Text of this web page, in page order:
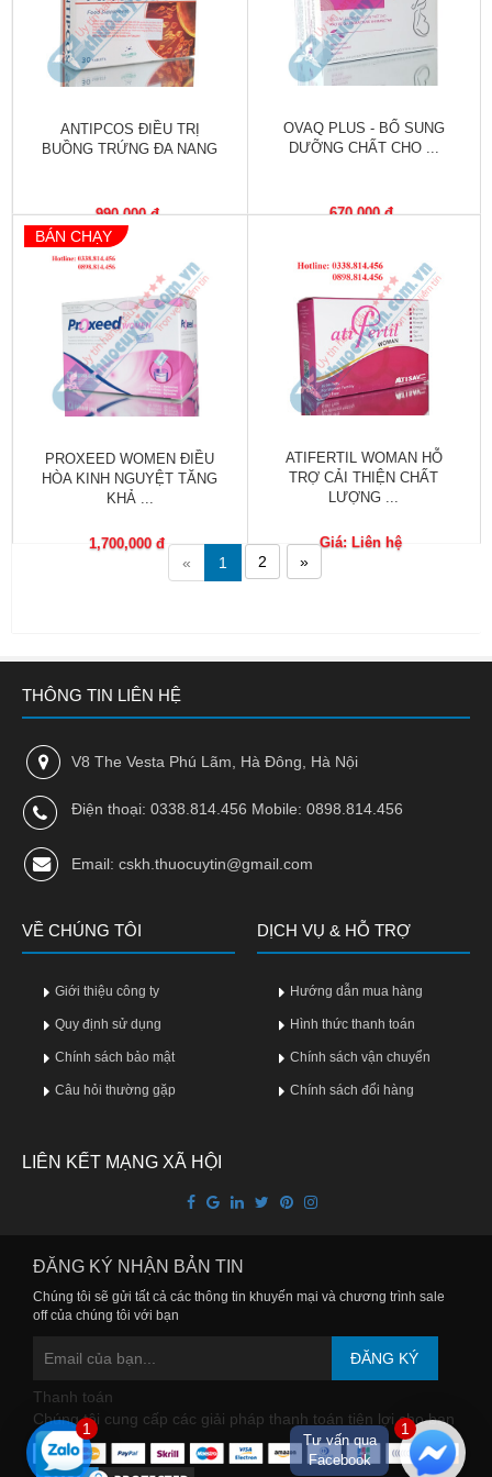
1
Tư vấn qua
Facebook
1
Làm
đẹp
và
sức
Chăm
Bài
thuốc
hay
Kiến
thức
bệnh
sĩ
thuốc
ANTIPCOS ĐIỀU TRỊ
BUỒNG TRỨNG ĐA NANG
990,000 đ
OVAQ PLUS - BỔ SUNG
DƯỠNG CHẤT CHO ...
670,000 đ
BÁN CHẠY
PROXEED WOMEN ĐIỀU
HÒA KINH NGUYỆT TĂNG
KHẢ ...
1,700,000 đ
ATIFERTIL WOMAN HỖ
TRỢ CẢI THIỆN CHẤT
LƯỢNG ...
Giá: Liên hệ
« 1 2 »
THÔNG TIN LIÊN HỆ
V8 The Vesta Phú Lãm, Hà Đông, Hà Nội
Điện thoại: 0338.814.456 Mobile: 0898.814.456
Email: cskh.thuocuytin@gmail.com
VỀ CHÚNG TÔI
Giới thiệu công ty
Quy định sử dụng
Chính sách bảo mật
Câu hỏi thường gặp
DỊCH VỤ & HỖ TRỢ
Hướng dẫn mua hàng
Hình thức thanh toán
Chính sách vận chuyển
Chính sách đổi hàng
LIÊN KẾT MẠNG XÃ HỘI
ĐĂNG KÝ NHẬN BẢN TIN
Chúng tôi sẽ gửi tất cả các thông tin khuyến mại và chương trình sale
off của chúng tôi với bạn
ĐĂNG KÝ
Thanh toán
Chúng tôi cung cấp các giải pháp thanh toán tiện lợi cho bạn